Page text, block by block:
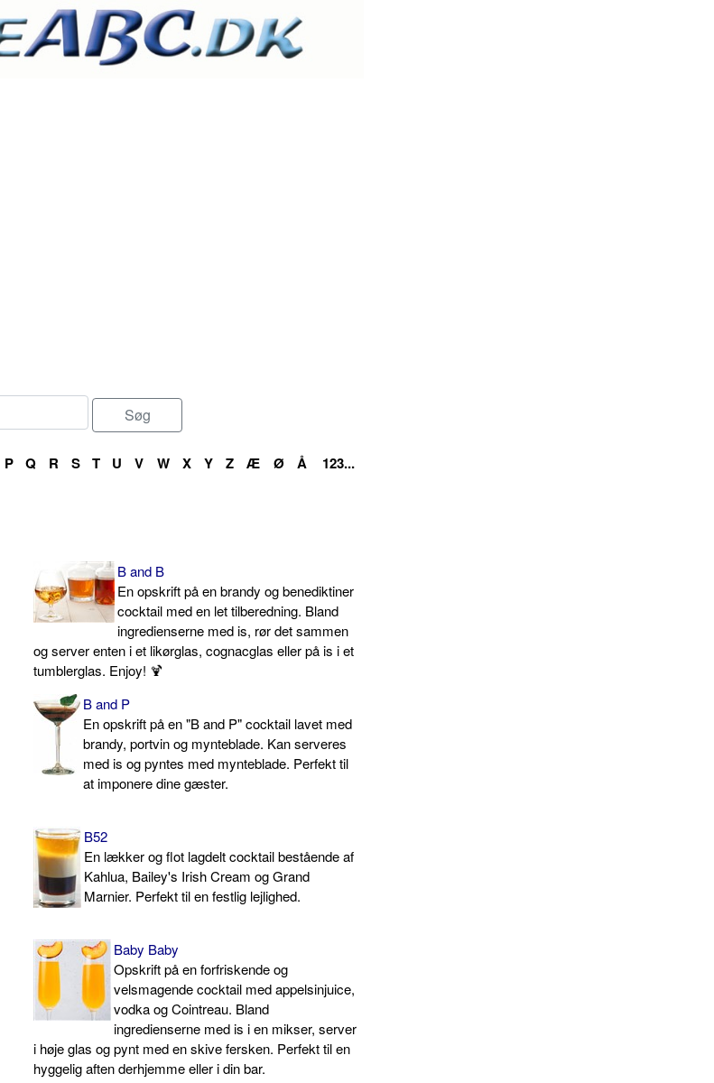
P Q R S T U V W X Y Z Æ Ø Å 123...
B and B
En opskrift på en brandy og benediktiner
cocktail med en let tilberedning. Bland
ingredienserne med is, rør det sammen
og server enten i et likørglas, cognacglas eller på is i et
tumblerglas. Enjoy! 🍹
B and P
En opskrift på en "B and P" cocktail lavet med
brandy, portvin og mynteblade. Kan serveres
med is og pyntes med mynteblade. Perfekt til
at imponere dine gæster.
B52
En lækker og flot lagdelt cocktail bestående af
Kahlua, Bailey's Irish Cream og Grand
Marnier. Perfekt til en festlig lejlighed.
Baby Baby
Opskrift på en forfriskende og
velsmagende cocktail med appelsinjuice,
vodka og Cointreau. Bland
ingredienserne med is i en mikser, server
i høje glas og pynt med en skive fersken. Perfekt til en
hyggelig aften derhjemme eller i din bar.